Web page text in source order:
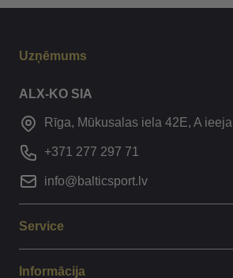
Uzņēmums
ALX-KO SIA
Rīga, Mūkusalas iela 42E, A ieeja
+371 277 297 71
info@balticsport.lv
Service
Informācija